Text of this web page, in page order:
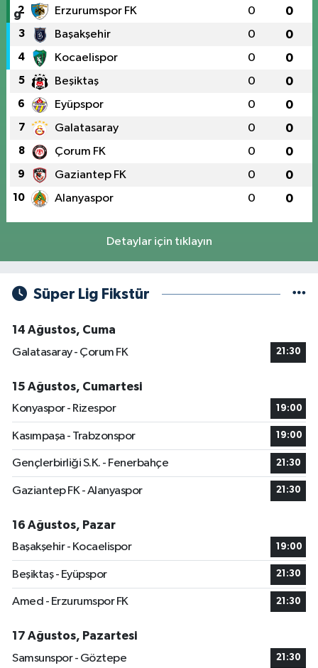
2 Erzurumspor FK 0 0
3 Başakşehir 0 0
4 Kocaelispor 0 0
5 Beşiktaş 0 0
6 Eyüpspor 0 0
7 Galatasaray 0 0
8 Çorum FK 0 0
9 Gaziantep FK 0 0
10 Alanyaspor 0 0
Detaylar için tıklayın
Süper Lig Fikstür
14 Ağustos, Cuma
Galatasaray - Çorum FK
21:30
15 Ağustos, Cumartesi
Konyaspor - Rizespor
19:00
Kasımpaşa - Trabzonspor 19:00
Gençlerbirliği S.K. - Fenerbahçe 21:30
Gaziantep FK - Alanyaspor 21:30
16 Ağustos, Pazar
Başakşehir - Kocaelispor
19:00
Beşiktaş - Eyüpspor 21:30
Amed - Erzurumspor FK 21:30
17 Ağustos, Pazartesi
Samsunspor - Göztepe
21:30